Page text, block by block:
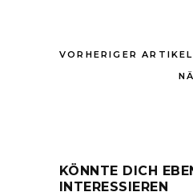
VORHERIGER ARTIKEL
KÖNNTE DICH
INTERESSIEREN